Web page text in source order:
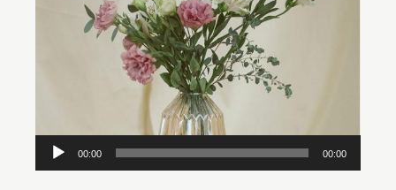
Audio
Player
00:00 00:00